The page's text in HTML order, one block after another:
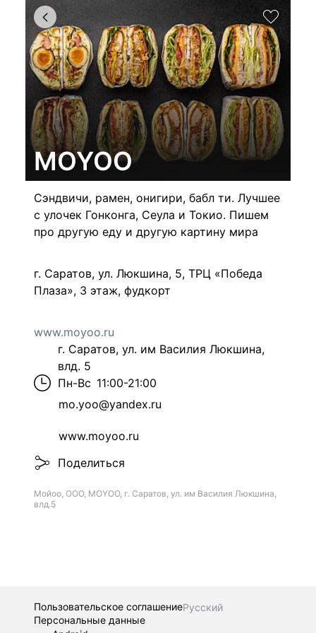
MOYOO
Сэндвичи, рамен, онигири, бабл ти. Лучшее
с улочек Гонконга, Сеула и Токио. Пишем
про другую еду и другую картину мира
г. Саратов, ул. Люкшина, 5, ТРЦ «Победа
Плаза», 3 этаж, фудкорт
www.moyoo.ru
г. Саратов, ул. им Василия Люкшина,
влд. 5
Пн-Вс 11:00-21:00
mo.yoo@yandex.ru
www.moyoo.ru
Поделиться
Мойоо, ООО, MOYOO, г. Саратов, ул. им Василия Люкшина,
влд.5
Пользовательское соглашениеРусский
Персональные данные